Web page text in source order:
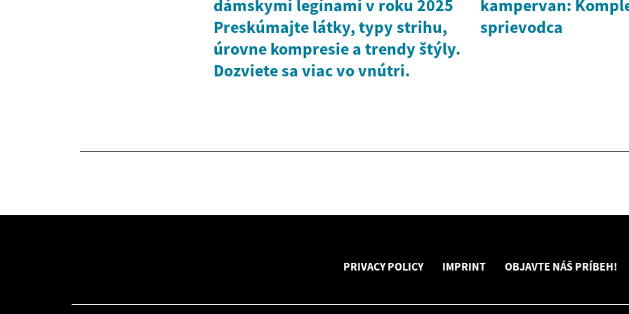
dámskymi legínami v roku 2025
Preskúmajte látky, typy strihu,
úrovne kompresie a trendy štýly.
Dozviete sa viac vo vnútri.
kampervan:
sprievodca
PRIVACY POLICY IMPRINT OBJAVTE NÁŠ PRÍBEH!